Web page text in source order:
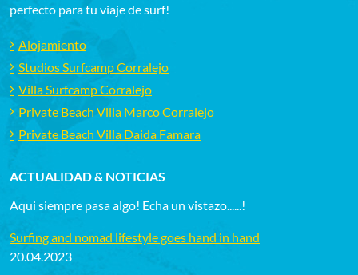
perfecto para tu viaje de surf!
Alojamiento
Studios Surfcamp Corralejo
Villa Surfcamp Corralejo
Private Beach Villa Marco Corralejo
Private Beach Villa Daida Famara
ACTUALIDAD & NOTICIAS
Aqui siempre pasa algo! Echa un vistazo......!
Surfing and nomad lifestyle goes hand in hand
20.04.2023